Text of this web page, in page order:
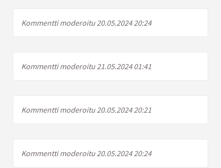
Kommentti moderoitu 20.05.2024 20:24
Kommentti moderoitu 21.05.2024 01:41
Kommentti moderoitu 20.05.2024 20:21
Kommentti moderoitu 20.05.2024 20:24